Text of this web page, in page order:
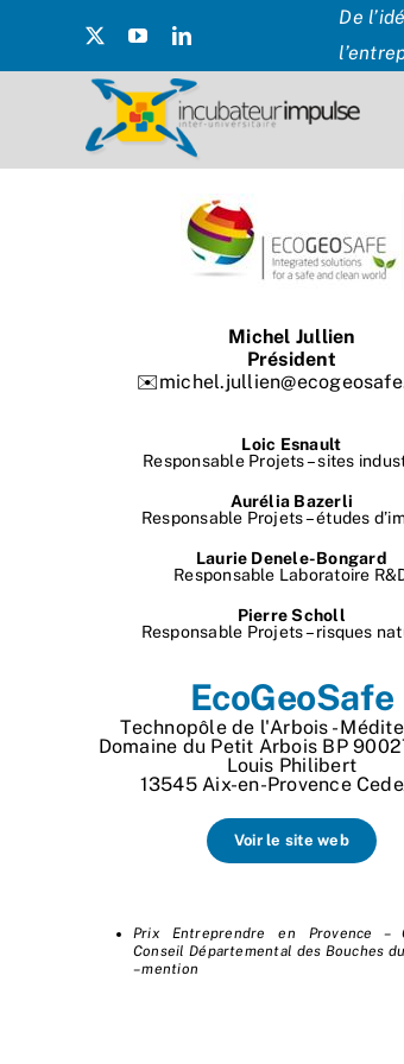
De
Michel Jullien
Président
Loic Esnault
Responsable Projets – sites
Aurélia Bazerli
Responsable Projets – études
Laurie Denele-Bongard
Responsable Laboratoire
Pierre Scholl
Responsable Projets – risques
EcoGeoSafe
Technopôle de l'Arbois -
Domaine du Petit Arbois BP
Louis Philibert
13545 Aix-en-Provence
Voir le site web
Prix Entreprendre en Provence –
Conseil Départemental des Bouches du
– mention